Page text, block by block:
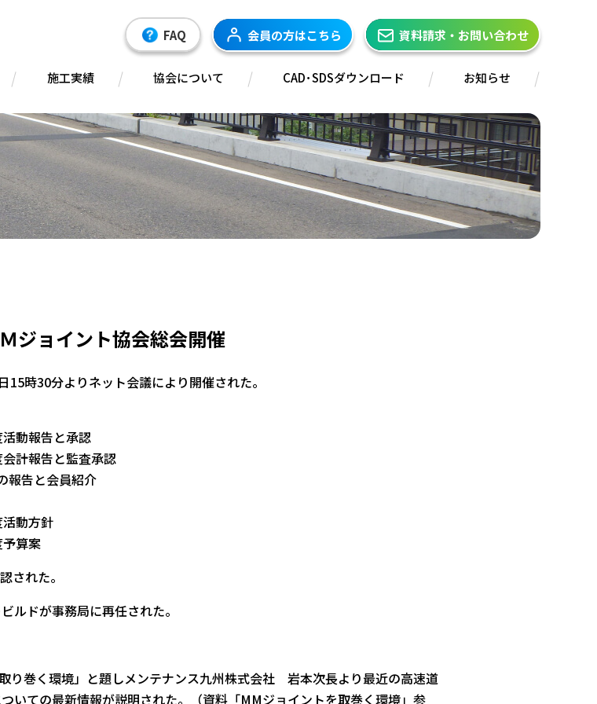
施工実績 協会について CAD･SDSダウンロード お知らせ
FAQ 会員の方はこちら 資料請求・お問い合わせ
ジョイント協会総会開催
15時30分よりネット会議により開催された。
動報告と承認
計報告と監査承認
告と会員紹介
動方針
算案
された。
ルドが事務局に再任された。
り巻く環境」と題しメンテナンス九州株式会社 岩本次長より最近の高速道
いての最新情報が説明された。（資料「MMジョイントを取巻く環境」参